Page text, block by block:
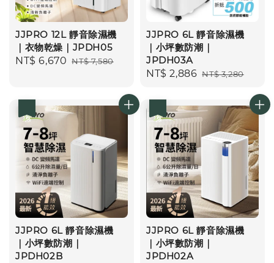
JJPRO 12L 靜音除濕機
｜衣物乾燥｜JPDH05
Sale
NT$ 6,670 Regular
NT$ 7,580
JJPRO 6L 靜音除濕機
｜小坪數防潮｜
JPDH03A
Sale
NT$ 2,886 Regular
NT$ 3,280
JJPRO 6L 靜音除濕機
｜小坪數防潮｜
JPDH02B
JJPRO 6L 靜音除濕機
｜小坪數防潮｜
JPDH02A